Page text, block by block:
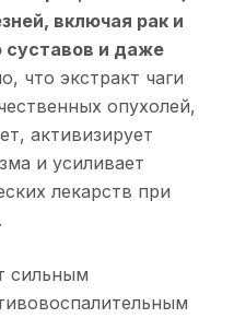
включая рак и
суставов и даже
что экстракт чаги
опухолей,
активизирует
и усиливает
лекарств при
сильным